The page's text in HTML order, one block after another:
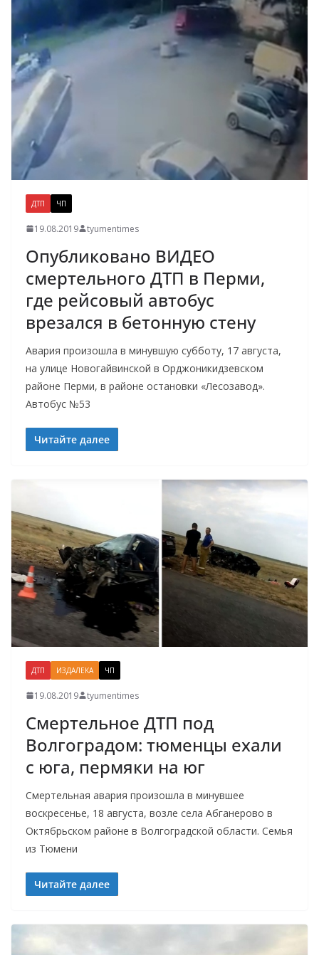
ДТП ЧП
19.08.2019 tyumentimes
Опубликовано ВИДЕО
смертельного ДТП в Перми,
где рейсовый автобус
врезался в бетонную стену
Авария произошла в минувшую субботу, 17 августа,
на улице Новогайвинской в Орджоникидзевском
районе Перми, в районе остановки «Лесозавод».
Автобус №53
Читайте далее
ДТП ИЗДАЛЕКА ЧП
19.08.2019 tyumentimes
Смертельное ДТП под
Волгоградом: тюменцы ехали
с юга, пермяки на юг
Смертельная авария произошла в минувшее
воскресенье, 18 августа, возле села Абганерово в
Октябрьском районе в Волгоградской области. Семья
из Тюмени
Читайте далее